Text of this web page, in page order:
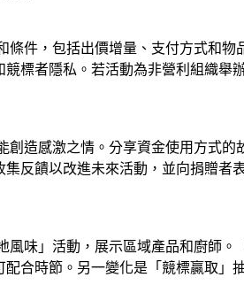
件，包括出價增量、支付方式和物
標者隱私。若活動為非營利組織舉辦
造感激之情。分享資金使用方式的
反饋以改進未來活動，並向捐贈者
味」活動，展示區域產品和廚師。
合時節。另一變化是「競標贏取」